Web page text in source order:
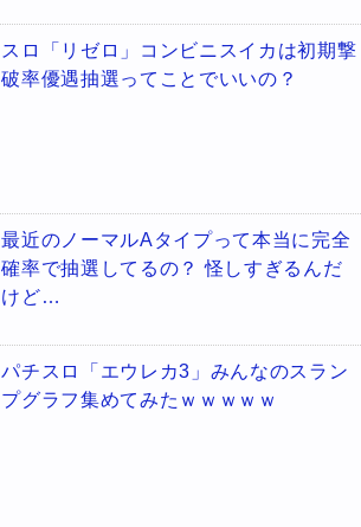
スロ「リゼロ」コンビニスイカは初期撃
破率優遇抽選ってことでいいの？
最近のノーマルAタイプって本当に完全
確率で抽選してるの？ 怪しすぎるんだ
けど…
パチスロ「エウレカ3」みんなのスラン
プグラフ集めてみたｗｗｗｗｗ